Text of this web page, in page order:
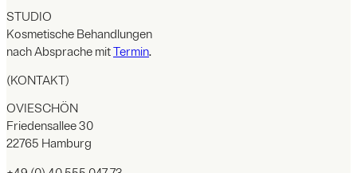
STUDIO
Kosmetische Behandlungen
nach Absprache mitTermin.
(KONTAKT)
OVIESCHÖN
Friedensallee 30
22765 Hamburg